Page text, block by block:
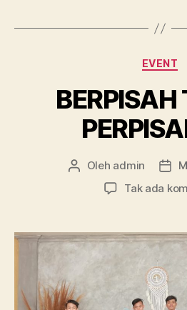
EVENT
BERPISAH
Penulis
artikel
Oleh admin
Tak ada